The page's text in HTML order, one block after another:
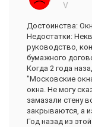
V
Достоинства:
Недостатки:
руководство,
бумажного
Когда 2 года
"Московские
окна. Не могу
замазали стену
закрываются, а
Год назад из